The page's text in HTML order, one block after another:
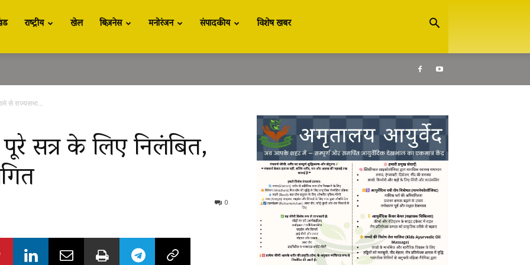
राष्ट्रीय खेल बिज़नेस मनोरंजन संपादकीय विशेष खबर
से राज्यसभा...
सत्र के लिए निलंबित,
0